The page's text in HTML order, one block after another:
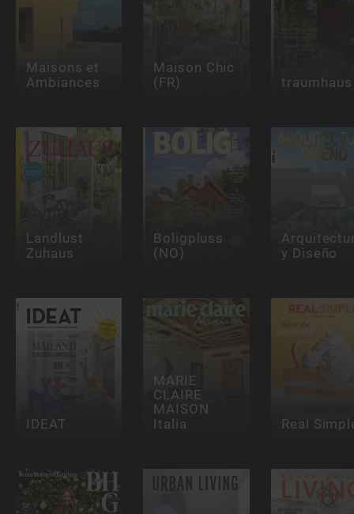
Maisons et
Ambiances
Maison Chic
(FR) traumhaus
Landlust
Zuhaus
Boligpluss
(NO) y Diseño
IDEAT
MARIE
CLAIRE
MAISON
Italia Real